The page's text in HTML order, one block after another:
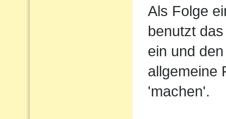
Als Folge
benutzt
ein und
allgemeine
'machen'.